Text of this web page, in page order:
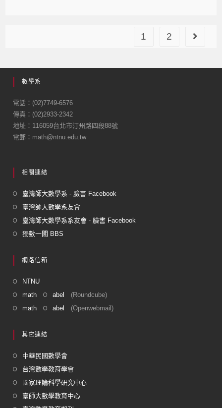
1 2
數學系
電話：(02)7749-6576
傳真：(02)2933-2342
地址：116059台北市汀州路四段88號
電郵：math@ntnu.edu.tw
相關連結
臺灣師大數學系 - 臉書 Facebook
臺灣師大數學系友會
臺灣師大數學系系友會 - 臉書 Facebook
獨數一閣 BBS
網路信箱
NTNU
math
abel
(Roundcube)
math
abel (Openwebmail)
其它連結
中華民國數學會
台灣數學教育學會
國家理論科學研究中心
臺師大數學教育中心